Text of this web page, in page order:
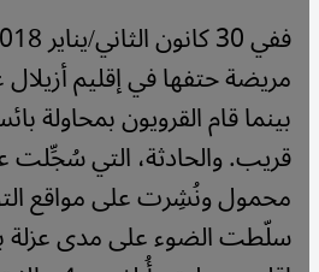
مريضة حتفها في إقليم
بينما قام القرويون بمحاولة
قريب. والحادثة، التي سُجِّلت
محمول ونُشِرت على مواقع
سلّطت الضوء على مدى